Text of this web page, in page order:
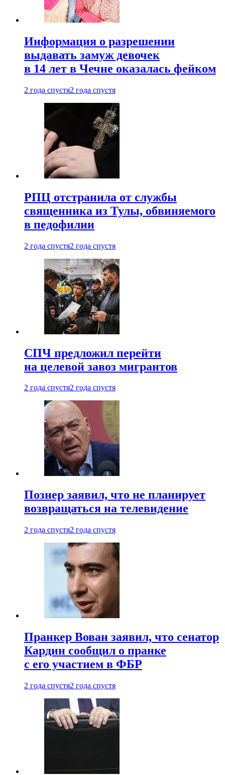
Информация о разрешении
выдавать замуж девочек
в 14 лет в Чечне оказалась фейком
2 года спустя2 года спустя
РПЦ отстранила от службы
священника из Тулы, обвиняемого
в педофилии
2 года спустя2 года спустя
СПЧ предложил перейти
на целевой завоз мигрантов
2 года спустя2 года спустя
Познер заявил, что не планирует
возвращаться на телевидение
2 года спустя2 года спустя
Пранкер Вован заявил, что сенатор
Кардин сообщил о пранке
с его участием в ФБР
2 года спустя2 года спустя